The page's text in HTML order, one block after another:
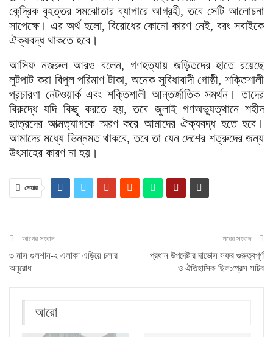
কেন্দ্রিক বৃহত্তর সমঝোতার ব্যাপারে আগ্রহী, তবে সেটি আলোচনা
সাপেক্ষে। এর অর্থ হলো, বিরোধের কোনো কারণ নেই, বরং সবাইকে
ঐক্যবদ্ধ থাকতে হবে।
আসিফ নজরুল আরও বলেন, গণহত্যায় জড়িতদের হাতে রয়েছে
লুটপাট করা বিপুল পরিমাণ টাকা, অনেক সুবিধাবাদী গোষ্ঠী, শক্তিশালী
প্রচারণা নেটওয়ার্ক এবং শক্তিশালী আন্তর্জাতিক সমর্থন। তাদের
বিরুদ্ধে যদি কিছু করতে হয়, তবে জুলাই গণঅভ্যুত্থানে শহীদ
ছাত্রদের আত্মত্যাগকে স্মরণ করে আমাদের ঐক্যবদ্ধ হতে হবে।
আমাদের মধ্যে ভিন্নমত থাকবে, তবে তা যেন দেশের শত্রুদের জন্য
উৎসাহের কারণ না হয়।
শেয়ার
আগের সংবাদ
৩ মাস গুলশান-২ এলাকা এড়িয়ে চলার
অনুরোধ
পরের সংবাদ
প্রধান উপদেষ্টার দাভোস সফর গুরুত্বপূর্ণ
ও ঐতিহাসিক ছিল:প্রেস সচিব
আরো